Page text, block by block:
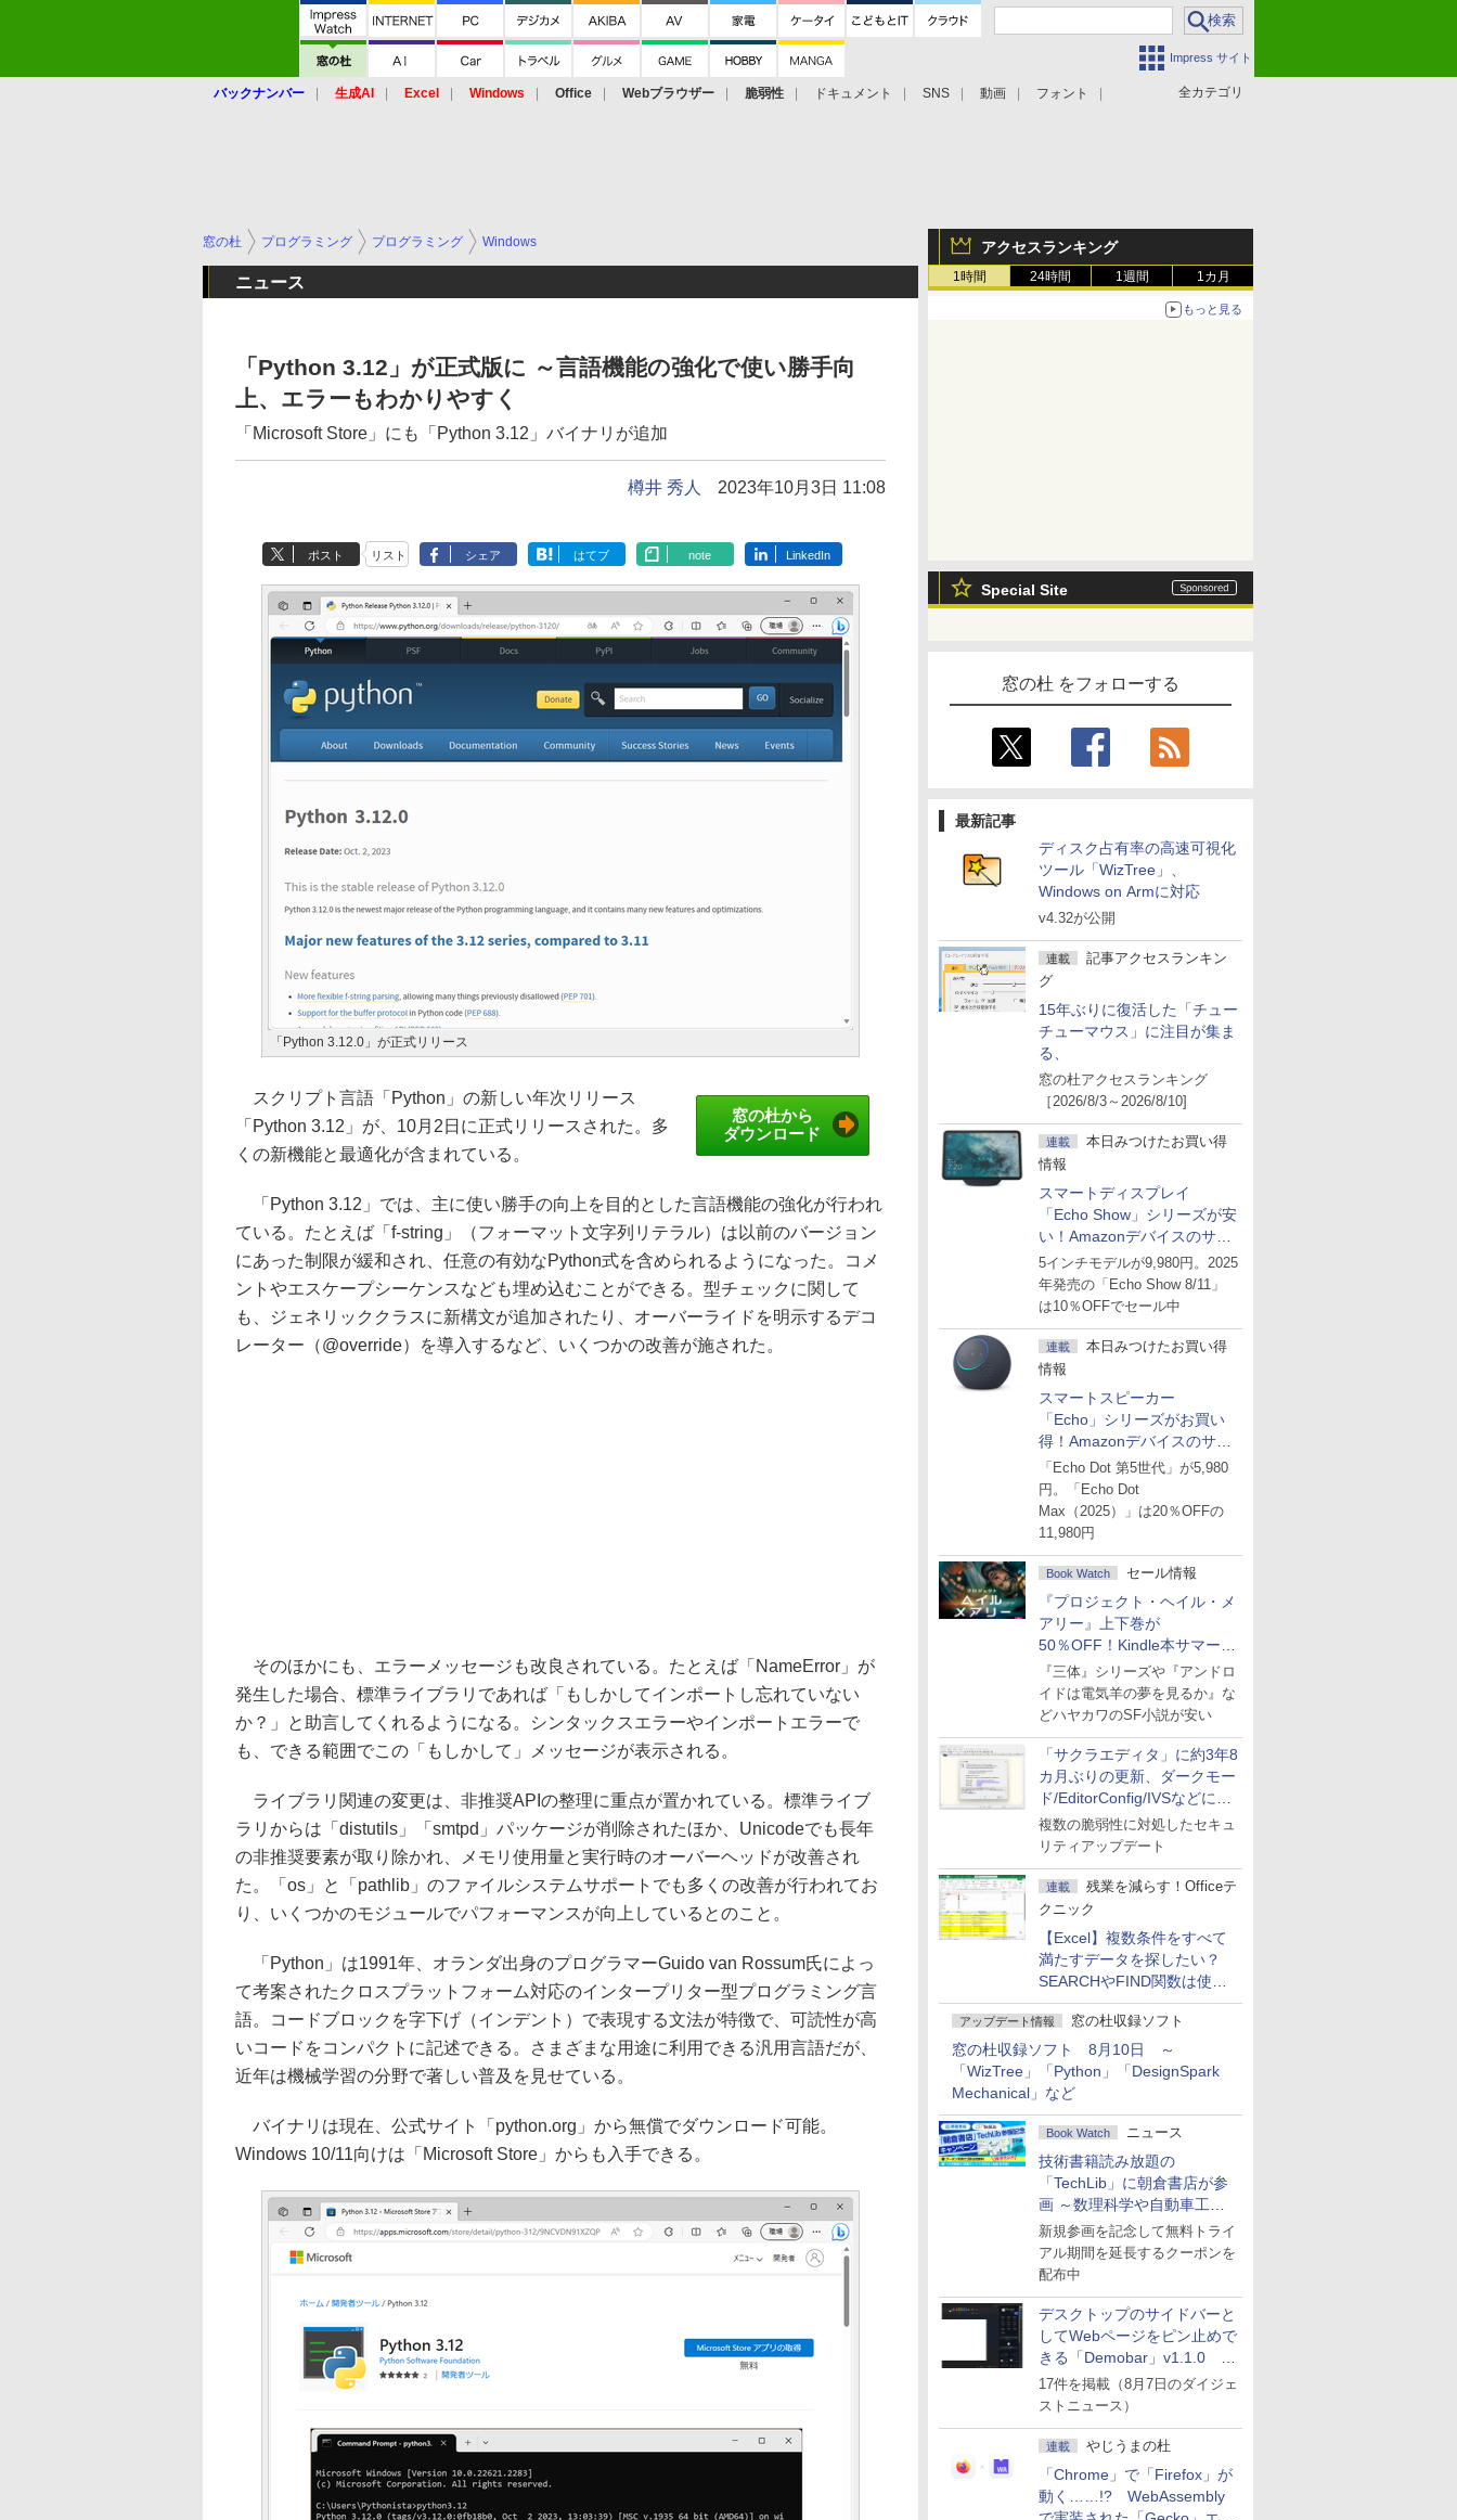
Impress サイト
全カテゴリ
バックナンバー 生成AI Excel Windows Office Webブラウザー 脆弱性 ドキュメント SNS 動画 フォント
アクセスランキング
1時間 24時間 1週間 1カ月
もっと見る
Special Site
窓の杜 をフォローする
最新記事
ディスク占有率の高速可視化
ツール「WizTree」、
Windows on Armに対応
v4.32が公開
連載
記事アクセスランキン
グ
15年ぶりに復活した「チュー
チューマウス」に注目が集ま
る、
窓の杜アクセスランキング
［2026/8/3～2026/8/10]
連載
本日みつけたお買い得
情報
スマートディスプレイ
「Echo Show」シリーズが安
い！Amazonデバイスのサマ
ーセール
5インチモデルが9,980円。2025
年発売の「Echo Show 8/11」
は10％OFFでセール中
連載
本日みつけたお買い得
情報
スマートスピーカー
「Echo」シリーズがお買い
得！Amazonデバイスのサマ
ーセール
「Echo Dot 第5世代」が5,980
円。「Echo Dot
Max（2025）」は20％OFFの
11,980円
Book Watch セール情報
『プロジェクト・ヘイル・メ
アリー』上下巻が
50％OFF！Kindle本サマーセ
ール第2弾
『三体』シリーズや『アンドロ
イドは電気羊の夢を見るか』な
どハヤカワのSF小説が安い
「サクラエディタ」に約3年8
カ月ぶりの更新、ダークモー
ド/EditorConfig/IVSなどに対
応
複数の脆弱性に対処したセキュ
リティアップデート
連載
残業を減らす！Officeテ
クニック
【Excel】複数条件をすべて
満たすデータを探したい？
SEARCHやFIND関数は使っ
ちゃダメ！
アップデート情報 窓の杜収録ソフト
窓の杜収録ソフト 8月10日 ～
「WizTree」「Python」「DesignSpark
Mechanical」など
Book Watch ニュース
技術書籍読み放題の
「TechLib」に朝倉書店が参
画 ～数理科学や自動車工学
の専門書を拡充
新規参画を記念して無料トライ
アル期間を延長するクーポンを
配布中
デスクトップのサイドバーと
してWebページをピン止めで
きる「Demobar」v1.1.0 ほ
か
17件を掲載（8月7日のダイジェ
ストニュース）
連載 やじうまの杜
「Chrome」で「Firefox」が
動く……!? WebAssembly
窓の杜 プログラミング プログラミング Windows
ニュース
「Python 3.12」が正式版に ～言語機能の強化で使い勝手向
上、エラーもわかりやすく
「Microsoft Store」にも「Python 3.12」バイナリが追加
樽井 秀人 2023年10月3日 11:08
ポスト リスト シェア はてブ note LinkedIn
「Python 3.12.0」が正式リリース
窓の杜から
ダウンロード
スクリプト言語「Python」の新しい年次リリース
「Python 3.12」が、10月2日に正式リリースされた。多
くの新機能と最適化が含まれている。
「Python 3.12」では、主に使い勝手の向上を目的とした言語機能の強化が行われ
ている。たとえば「f-string」（フォーマット文字列リテラル）は以前のバージョン
にあった制限が緩和され、任意の有効なPython式を含められるようになった。コメ
ントやエスケープシーケンスなども埋め込むことができる。型チェックに関して
も、ジェネリッククラスに新構文が追加されたり、オーバーライドを明示するデコ
レーター（@override）を導入するなど、いくつかの改善が施された。
そのほかにも、エラーメッセージも改良されている。たとえば「NameError」が
発生した場合、標準ライブラリであれば「もしかしてインポートし忘れていない
か？」と助言してくれるようになる。シンタックスエラーやインポートエラーで
も、できる範囲でこの「もしかして」メッセージが表示される。
ライブラリ関連の変更は、非推奨APIの整理に重点が置かれている。標準ライブ
ラリからは「distutils」「smtpd」パッケージが削除されたほか、Unicodeでも長年
の非推奨要素が取り除かれ、メモリ使用量と実行時のオーバーヘッドが改善され
た。「os」と「pathlib」のファイルシステムサポートでも多くの改善が行われてお
り、いくつかのモジュールでパフォーマンスが向上しているとのこと。
「Python」は1991年、オランダ出身のプログラマーGuido van Rossum氏によっ
て考案されたクロスプラットフォーム対応のインタープリター型プログラミング言
語。コードブロックを字下げ（インデント）で表現する文法が特徴で、可読性が高
いコードをコンパクトに記述できる。さまざまな用途に利用できる汎用言語だが、
近年は機械学習の分野で著しい普及を見せている。
バイナリは現在、公式サイト「python.org」から無償でダウンロード可能。
Windows 10/11向けは「Microsoft Store」からも入手できる。